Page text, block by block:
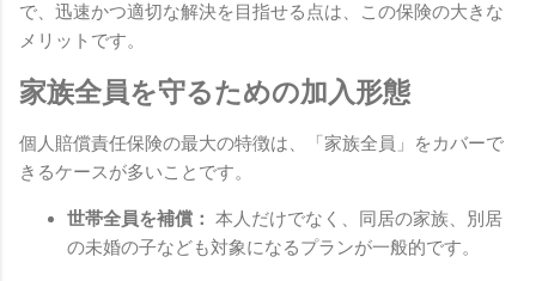
で、迅速かつ適切な解決を目指せる点は、この保険の大きな
メリットです。
家族全員を守るための加入形態
個人賠償責任保険の最大の特徴は、「家族全員」をカバーで
きるケースが多いことです。
世帯全員を補償： 本人だけでなく、同居の家族、別居
の未婚の子なども対象になるプランが一般的です。